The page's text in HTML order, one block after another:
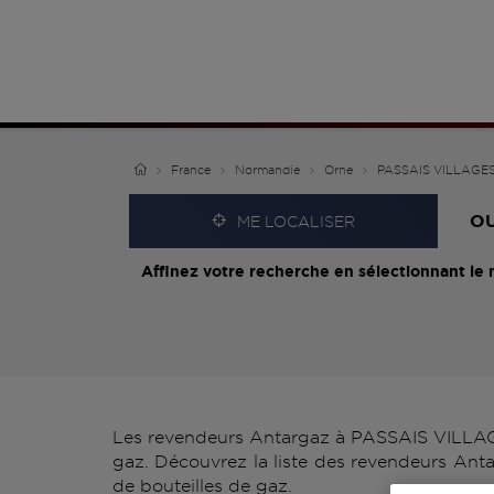
France Normandie Orne PASSAIS VILLAGES
ME LOCALISER
Affinez votre recherche en sélectionnant le
Les revendeurs Antargaz à PASSAIS
gaz. Découvrez la liste des revendeurs
de bouteilles de gaz.